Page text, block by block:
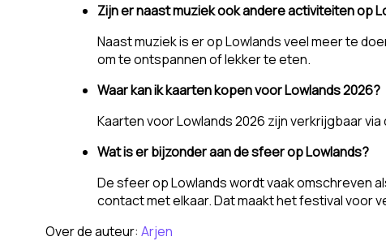
Zijn er naast muziek ook andere activiteiten op
Naast muziek is er op Lowlands veel meer te
om te ontspannen of lekker te eten.
Waar kan ik kaarten kopen voor Lowlands 2026?
Kaarten voor Lowlands 2026 zijn verkrijgbaar
Wat is er bijzonder aan de sfeer op Lowlands?
De sfeer op Lowlands wordt vaak omschreven
contact met elkaar. Dat maakt het festival voor
Over de auteur: Arjen